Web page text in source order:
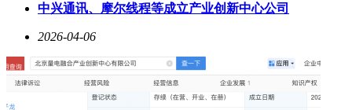
中兴通讯、摩尔线程等成立产业创新中心公司
2026-04-06